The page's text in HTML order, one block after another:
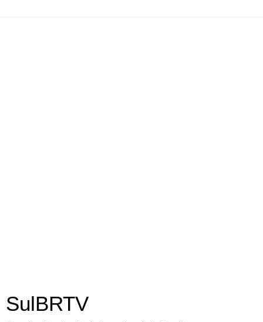
SulBRTV